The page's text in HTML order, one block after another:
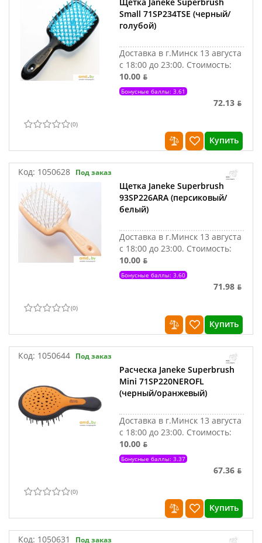
Small 71SP234TSE (черный/
голубой)
Доставка в г.Минск 13 августа
с 18:00 до 23:00. Стоимость:
10.00 ƃ
Бонусные баллы: 3.61
72.13 ƃ
(0)
Купить
Код: 1050628 Под заказ
Щетка Janeke Superbrush
93SP226ARA (персиковый/
белый)
Доставка в г.Минск 13 августа
с 18:00 до 23:00. Стоимость:
10.00 ƃ
Бонусные баллы: 3.60
71.98 ƃ
(0)
Купить
Код: 1050644 Под заказ
Расческа Janeke Superbrush
Mini 71SP220NEROFL
(черный/оранжевый)
Доставка в г.Минск 13 августа
с 18:00 до 23:00. Стоимость:
10.00 ƃ
Бонусные баллы: 3.37
67.36 ƃ
(0)
Купить
Код: 1050631 Под заказ